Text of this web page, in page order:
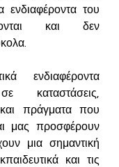
ενδιαφέροντα του
και δεν
ενδιαφέροντα
καταστάσεις,
και πράγματα που
μας προσφέρουν
μια σημαντική
και τις